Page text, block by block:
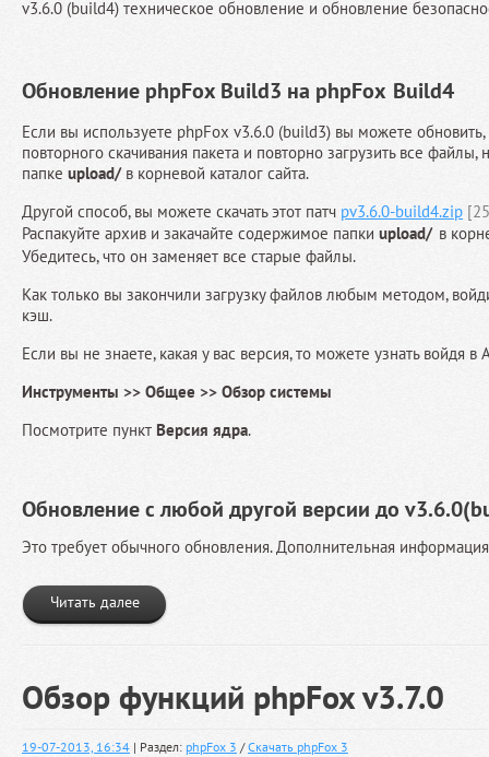
v3.6.0 (build4) техническое обновление и обновление
Обновление phpFox Build3 на phpFox Build4
Если вы используете phpFox v3.6.0 (build3) вы можете
повторного скачивания пакета и повторно загрузить все файлы,
папке upload/ в корневой каталог сайта.
Другой способ, вы можете скачать этот патч pv3.6.0-build4.zip
Распакуйте архив и закачайте содержимое папки upload/ в
Убедитесь, что он заменяет все старые файлы.
Как только вы закончили загрузку файлов любым методом,
кэш.
Если вы не знаете, какая у вас версия, то можете узнать войдя
Инструменты >> Общее >> Обзор системы
Посмотрите пункт Версия ядра.
Обновление с любой другой версии до
Это требует обычного обновления. Дополнительная
Читать далее
Обзор функций phpFox v3.7.0
19-07-2013, 16:34 | Раздел: phpFox 3 /Скачать phpFox 3